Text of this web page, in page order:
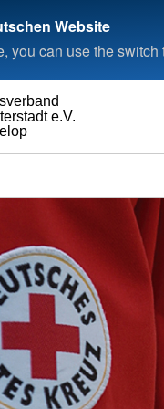
Website
you can use the
e.V.